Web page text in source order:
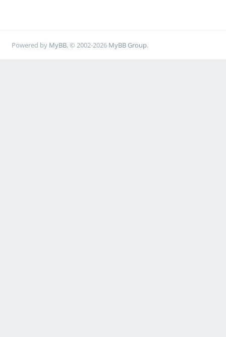
Powered by MyBB, © 2002-2026 MyBB Group.